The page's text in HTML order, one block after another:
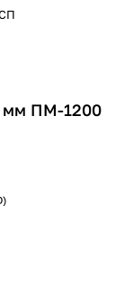
мм ПМ-1200